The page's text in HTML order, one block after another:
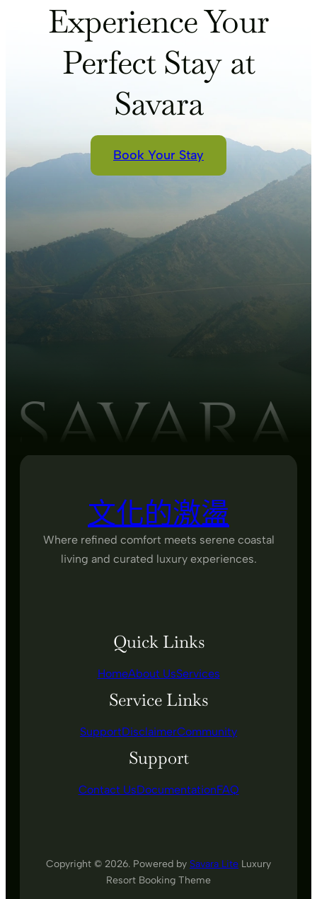
Experience Your
Perfect Stay at
Savara
Book Your Stay
文化的激盪
Where refined comfort meets serene coastal
living and curated luxury experiences.
Quick Links
HomeAbout UsServices
Service Links
SupportDisclaimerCommunity
Support
Contact UsDocumentationFAQ
Copyright © 2026. Powered by Savara Lite Luxury
Resort Booking Theme